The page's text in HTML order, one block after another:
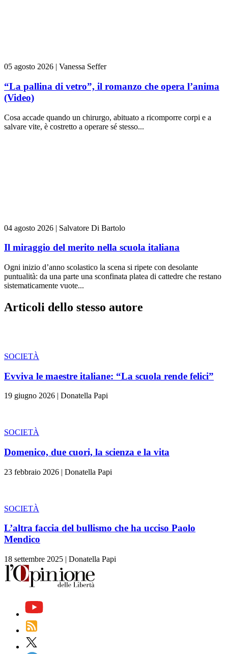
05 agosto 2026 | Vanessa Seffer
“La pallina di vetro”, il romanzo che opera l’anima
(Video)
Cosa accade quando un chirurgo, abituato a ricomporre corpi e a
salvare vite, è costretto a operare sé stesso...
04 agosto 2026 | Salvatore Di Bartolo
Il miraggio del merito nella scuola italiana
Ogni inizio d’anno scolastico la scena si ripete con desolante
puntualità: da una parte una sconfinata platea di cattedre che restano
sistematicamente vuote...
Articoli dello stesso autore
SOCIETÀ
Evviva le maestre italiane: “La scuola rende felici”
19 giugno 2026 | Donatella Papi
SOCIETÀ
Domenico, due cuori, la scienza e la vita
23 febbraio 2026 | Donatella Papi
SOCIETÀ
L’altra faccia del bullismo che ha ucciso Paolo
Mendico
18 settembre 2025 | Donatella Papi